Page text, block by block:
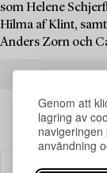
Genom att
lagring av
användning
som Helene
Hilma af Klint,
Anders Zorn och